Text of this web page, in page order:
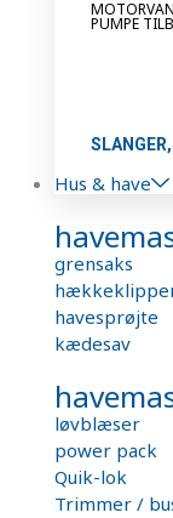
PUMPE
Hus & have
grensaks
havesprøjte
kædesav
løvblæser
power pack
Quik-lok
Trimmer /